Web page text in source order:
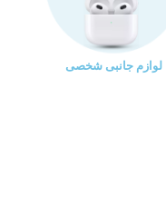
لوازم جانبی شخصی